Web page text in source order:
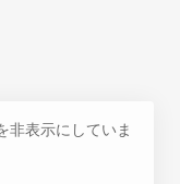
非表示にしていま